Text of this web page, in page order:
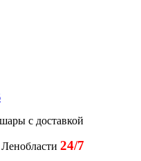
с доставкой
24/7